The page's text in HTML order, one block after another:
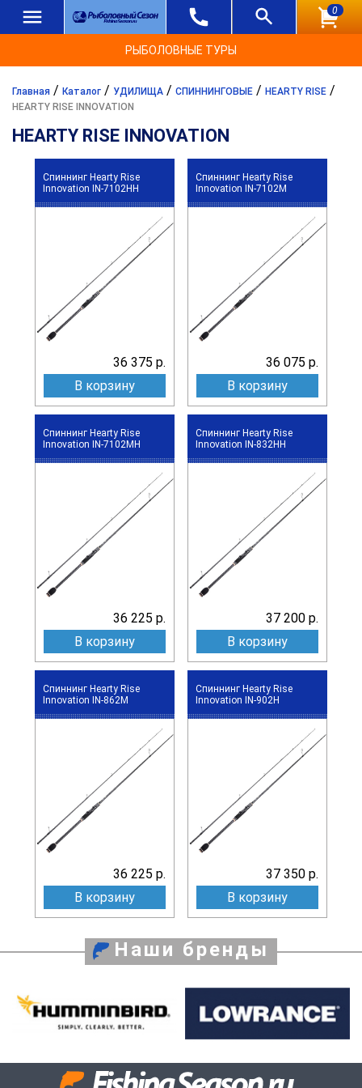
0
РЫБОЛОВНЫЕ ТУРЫ
Главная / Каталог / УДИЛИЩА / СПИННИНГОВЫЕ / HEARTY RISE /
HEARTY RISE INNOVATION
HEARTY RISE INNOVATION
Спиннинг Hearty Rise
Innovation IN-7102HH
36 375 р.
В корзину
Спиннинг Hearty Rise
Innovation IN-7102M
36 075 р.
В корзину
Спиннинг Hearty Rise
Innovation IN-7102MH
36 225 р.
В корзину
Спиннинг Hearty Rise
Innovation IN-832HH
37 200 р.
В корзину
Спиннинг Hearty Rise
Innovation IN-862M
36 225 р.
В корзину
Спиннинг Hearty Rise
Innovation IN-902H
37 350 р.
В корзину
Наши бренды